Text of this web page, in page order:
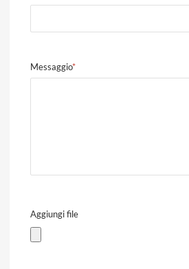
Messaggio*
Aggiungi file